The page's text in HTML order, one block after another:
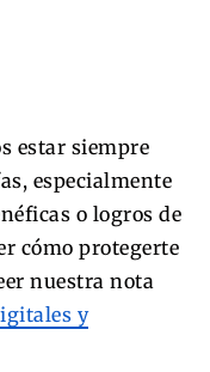
estar siempre
especialmente
o logros de
cómo protegerte
nuestra nota
y